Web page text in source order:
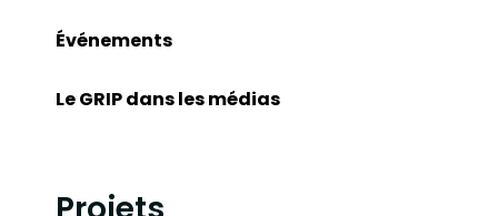
Événements
Le GRIP dans les médias